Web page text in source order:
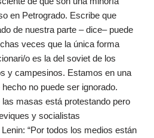
en Petrogrado. Escribe que
de nuestra parte – dice– puede
veces que la única forma
o es la del soviet de los
y campesinos. Estamos en una
no puede ser ignorado.
masas está protestando pero
y socialistas
“Por todos los medios están